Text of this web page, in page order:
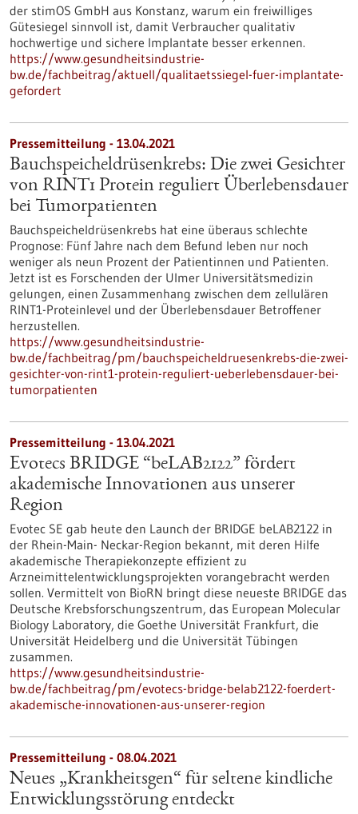
der stimOS GmbH aus Konstanz, warum ein freiwilliges
Gütesiegel sinnvoll ist, damit Verbraucher qualitativ
hochwertige und sichere Implantate besser erkennen.
https://www.gesundheitsindustrie-
bw.de/fachbeitrag/aktuell/qualitaetssiegel-fuer-implantate-
gefordert
Pressemitteilung - 13.04.2021
Bauchspeicheldrüsenkrebs: Die zwei Gesichter
von RINT1 Protein reguliert Überlebensdauer
bei Tumorpatienten
Bauchspeicheldrüsenkrebs hat eine überaus schlechte
Prognose: Fünf Jahre nach dem Befund leben nur noch
weniger als neun Prozent der Patientinnen und Patienten.
Jetzt ist es Forschenden der Ulmer Universitätsmedizin
gelungen, einen Zusammenhang zwischen dem zellulären
RINT1-Proteinlevel und der Überlebensdauer Betroffener
herzustellen.
https://www.gesundheitsindustrie-
bw.de/fachbeitrag/pm/bauchspeicheldruesenkrebs-die-zwei-
gesichter-von-rint1-protein-reguliert-ueberlebensdauer-bei-
tumorpatienten
Pressemitteilung - 13.04.2021
Evotecs BRIDGE “beLAB2122” fördert
akademische Innovationen aus unserer
Region
Evotec SE gab heute den Launch der BRIDGE beLAB2122 in
der Rhein-Main- Neckar-Region bekannt, mit deren Hilfe
akademische Therapiekonzepte effizient zu
Arzneimittelentwicklungsprojekten vorangebracht werden
sollen. Vermittelt von BioRN bringt diese neueste BRIDGE das
Deutsche Krebsforschungszentrum, das European Molecular
Biology Laboratory, die Goethe Universität Frankfurt, die
Universität Heidelberg und die Universität Tübingen
zusammen.
https://www.gesundheitsindustrie-
bw.de/fachbeitrag/pm/evotecs-bridge-belab2122-foerdert-
akademische-innovationen-aus-unserer-region
Pressemitteilung - 08.04.2021
Neues „Krankheitsgen“ für seltene kindliche
Entwicklungsstörung entdeckt